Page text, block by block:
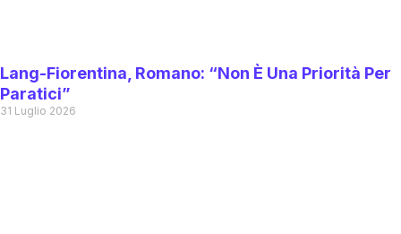
Lang-Fiorentina, Romano: “Non È Una Priorità Per
Paratici”
31 Luglio 2026